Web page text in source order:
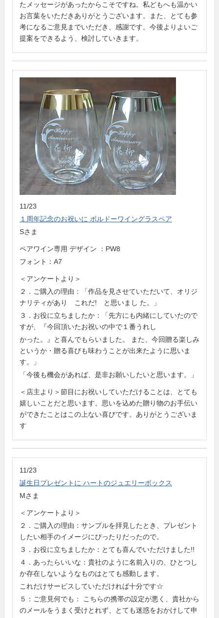
たメッセージがあったからこそですね。私どもへも温かい
お言葉をいただきありがとうございます。また、とても参
考になるご意見までいただき、感謝です。今後よりよいご
提案をできるよう、検討していきます。
11/23
１周年記念のお祝いに ボルドーワイングラスペア
Sさま
ペアワイン専用 デザイン ：PW8
フォント：A7
＜アンケートより＞
２．ご購入の理由：「作品を見させていただいて、オリジ
ナリティがあり これだ! と思いまし た。」
３．お役に立ちましたか：「先方にも内緒にしていたので
すが、『今回頂いたお祝いの中で１番うれし
かった。』と喜んでもらいました。 また、今回贈る楽しみ
というか・贈る喜びも味わうことが出来たように思いま
す。」
「今後も機会があれば、是非お願いしたいと思います。」
＜店主より＞節目にお祝いしていただけることは、とても
嬉しいことだと思います。思いを込めた贈り物のお手伝い
ができたことはこの上ない喜びです。ありがとうございま
す
11/23
誕生日プレゼントに ハートのジュエリーボックス
Mさま
＜アンケートより＞
２．ご購入の理由：サンプルを拝見したとき、プレゼント
したい相手のイメージにぴったりだったので。
３．お役に立ちましたか：とても喜んでいただけました!!
４．あったらいいな：貴社のように名前入りの、ひとつし
か存在しないようなものはとても感動します。
これだけサービスしていただければ十分です☆
５：ご意見何でも： こちらの携帯の設定が悪く、貴社から
のメールをうまく受けとれず、とても迷惑をおかけして申